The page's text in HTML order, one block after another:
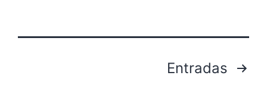
T
Entradas